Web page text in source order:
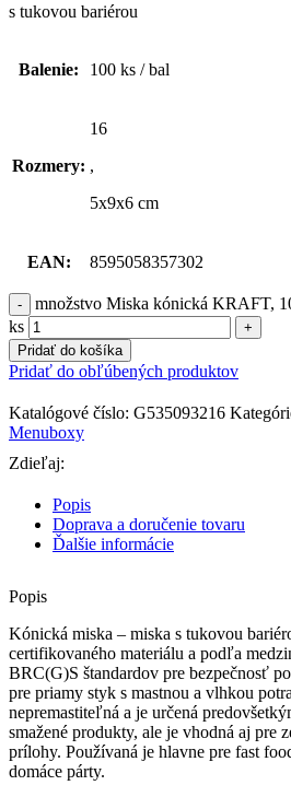
s tukovou bariérou
Balenie: 100 ks / bal
Rozmery:
16
,
5x9x6 cm
EAN: 8595058357302
množstvo Miska kónická KRAFT,
ks
Pridať do košíka
Pridať do obľúbených produktov
Katalógové číslo: G535093216
Menuboxy
Zdieľaj:
Popis
Doprava a doručenie tovaru
Ďalšie informácie
Popis
Kónická miska – miska s tukovou
certifikovaného materiálu a podľa
BRC(G)S štandardov pre bezpečnosť
pre priamy styk s mastnou a vlhkou
nepremastiteľná a je určená
smažené produkty, ale je vhodná aj pre
prílohy. Používaná je hlavne pre fast
domáce párty.